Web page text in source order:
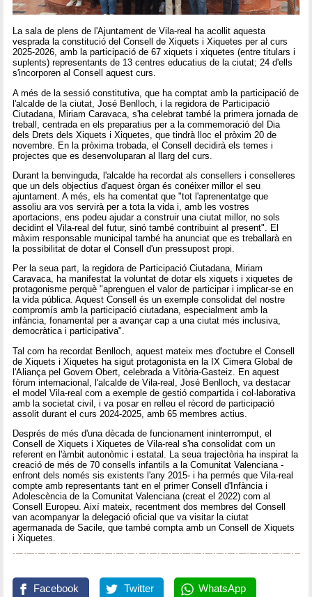
La sala de plens de l'Ajuntament de Vila-real ha acollit aquesta
vesprada la constitució del Consell de Xiquets i Xiquetes per al curs
2025-2026, amb la participació de 67 xiquets i xiquetes (entre titulars i
suplents) representants de 13 centres educatius de la ciutat; 24 d'ells
s'incorporen al Consell aquest curs.
A més de la sessió constitutiva, que ha comptat amb la participació de
l'alcalde de la ciutat, José Benlloch, i la regidora de Participació
Ciutadana, Miriam Caravaca, s'ha celebrat també la primera jornada de
treball, centrada en els preparatius per a la commemoració del Dia
dels Drets dels Xiquets i Xiquetes, que tindrà lloc el pròxim 20 de
novembre. En la pròxima trobada, el Consell decidirà els temes i
projectes que es desenvoluparan al llarg del curs.
Durant la benvinguda, l'alcalde ha recordat als consellers i conselleres
que un dels objectius d'aquest òrgan és conéixer millor el seu
ajuntament. A més, els ha comentat que "tot l'aprenentatge que
assoliu ara vos servirà per a tota la vida i, amb les vostres
aportacions, ens podeu ajudar a construir una ciutat millor, no sols
decidint el Vila-real del futur, sinó també contribuint al present". El
màxim responsable municipal també ha anunciat que es treballarà en
la possibilitat de dotar el Consell d'un pressupost propi.
Per la seua part, la regidora de Participació Ciutadana, Miriam
Caravaca, ha manifestat la voluntat de dotar els xiquets i xiquetes de
protagonisme perquè "aprenguen el valor de participar i implicar-se en
la vida pública. Aquest Consell és un exemple consolidat del nostre
compromís amb la participació ciutadana, especialment amb la
infància, fonamental per a avançar cap a una ciutat més inclusiva,
democràtica i participativa".
Tal com ha recordat Benlloch, aquest mateix mes d'octubre el Consell
de Xiquets i Xiquetes ha sigut protagonista en la IX Cimera Global de
l'Aliança pel Govern Obert, celebrada a Vitòria-Gasteiz. En aquest
fòrum internacional, l'alcalde de Vila-real, José Benlloch, va destacar
el model Vila-real com a exemple de gestió compartida i col·laborativa
amb la societat civil, i va posar en relleu el rècord de participació
assolit durant el curs 2024-2025, amb 65 membres actius.
Després de més d'una dècada de funcionament ininterromput, el
Consell de Xiquets i Xiquetes de Vila-real s'ha consolidat com un
referent en l'àmbit autonòmic i estatal. La seua trajectòria ha inspirat la
creació de més de 70 consells infantils a la Comunitat Valenciana -
enfront dels només sis existents l'any 2015- i ha permés que Vila-real
compte amb representants tant en el primer Consell d'Infància i
Adolescència de la Comunitat Valenciana (creat el 2022) com al
Consell Europeu. Així mateix, recentment dos membres del Consell
van acompanyar la delegació oficial que va visitar la ciutat
agermanada de Sacile, que també compta amb un Consell de Xiquets
i Xiquetes.
Facebook Twitter WhatsApp